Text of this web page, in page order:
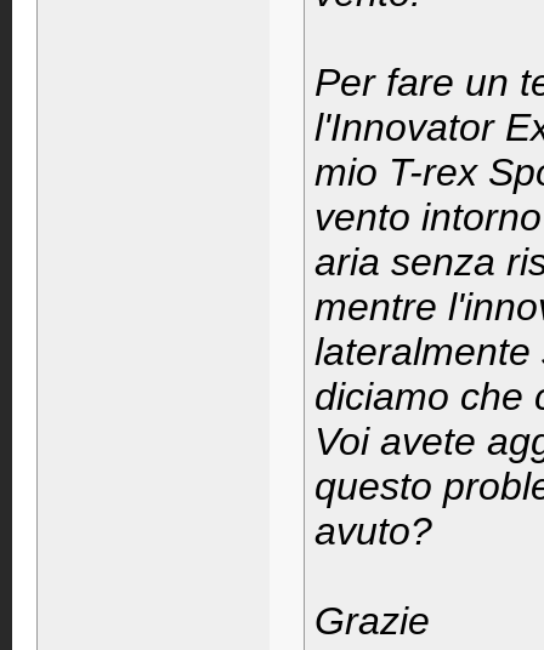
Per fare un
l'Innovator
mio T-rex
vento
aria senza
mentre
lateralmente
diciamo che
Voi avete
questo
avuto?
Grazie